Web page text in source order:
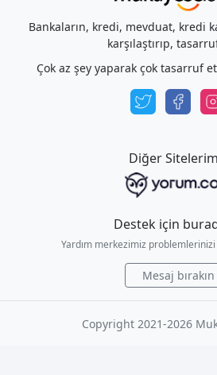
Bankaların, kredi, mevduat, kredi
karşılaştırıp,
Çok az şey yaparak çok tasarruf
Diğer
Destek için
Yardım merkezimiz problemlerinizi
Mesaj bırakın
Copyright 2021-2026